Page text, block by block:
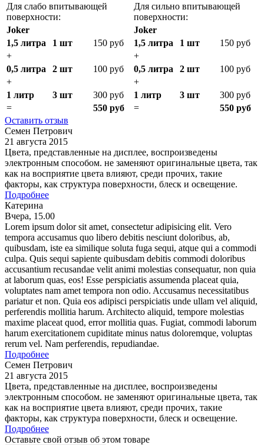
Для слабо впитывающей
поверхности:
Для сильно впитывающей
поверхности:
Joker
Joker
1,5 литра
1 шт 150 руб 1,5 литра 1 шт
150 руб
+
+
0,5 литра
2 шт 100 руб 0,5 литра 2 шт
100 руб
+
+
1 литр
3 шт 300 руб 1 литр 3 шт
300 руб
=
550 руб =
550 руб
Оставить отзыв
Семен Петрович
21 августа 2015
Цвета, представленные на дисплее, воспроизведены
электронным способом. не заменяют оригинальные цвета, так
как на восприятие цвета влияют, среди прочих, такие
факторы, как структура поверхности, блеск и освещение.
Подробнее
Катерина
Вчера, 15.00
Lorem ipsum dolor sit amet, consectetur adipisicing elit. Vero
tempora accusamus quo libero debitis nesciunt doloribus, ab,
quibusdam, iste ea similique soluta fuga sequi, atque qui a commodi
culpa. Quis sequi sapiente quibusdam debitis commodi doloribus
accusantium recusandae velit animi molestias consequatur, non quia
at laborum quas, eos! Esse perspiciatis assumenda placeat quia,
voluptates nam amet tempora non odio. Accusamus necessitatibus
pariatur et non. Quia eos adipisci perspiciatis unde ullam vel aliquid,
perferendis mollitia harum. Architecto aliquid, tempore molestias
maxime placeat quod, error mollitia quas. Fugiat, commodi laborum
harum exercitationem cupiditate minus natus doloremque, voluptas
rerum vel. Nam perferendis, repudiandae.
Подробнее
Семен Петрович
21 августа 2015
Цвета, представленные на дисплее, воспроизведены
электронным способом. не заменяют оригинальные цвета, так
как на восприятие цвета влияют, среди прочих, такие
факторы, как структура поверхности, блеск и освещение.
Подробнее
Оставьте свой отзыв об этом товаре